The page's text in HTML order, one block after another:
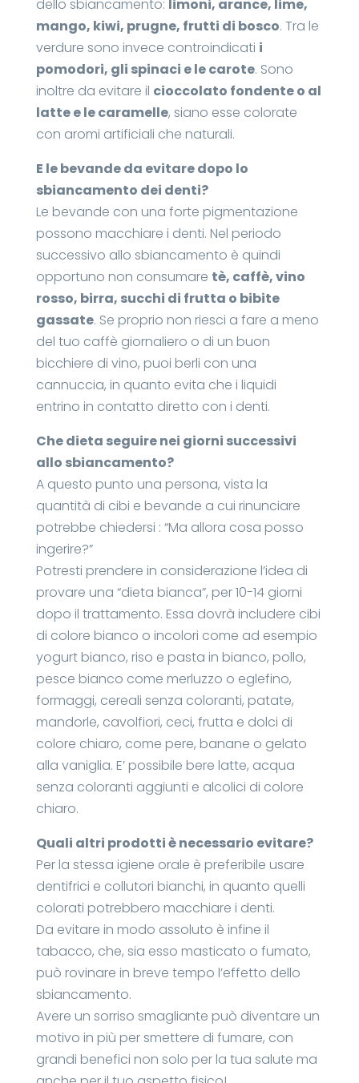
dello sbiancamento: limoni, arance, lime,
mango, kiwi, prugne, frutti di bosco. Tra le
verdure sono invece controindicati i
pomodori, gli spinaci e le carote. Sono
inoltre da evitare il cioccolato fondente o al
latte e le caramelle, siano esse colorate
con aromi artificiali che naturali.
E le bevande da evitare dopo lo
sbiancamento dei denti?
Le bevande con una forte pigmentazione
possono macchiare i denti. Nel periodo
successivo allo sbiancamento è quindi
opportuno non consumare tè, caffè, vino
rosso, birra, succhi di frutta o bibite
gassate. Se proprio non riesci a fare a meno
del tuo caffè giornaliero o di un buon
bicchiere di vino, puoi berli con una
cannuccia, in quanto evita che i liquidi
entrino in contatto diretto con i denti.
Che dieta seguire nei giorni successivi
allo sbiancamento?
A questo punto una persona, vista la
quantità di cibi e bevande a cui rinunciare
potrebbe chiedersi : “Ma allora cosa posso
ingerire?”
Potresti prendere in considerazione l’idea di
provare una “dieta bianca”, per 10-14 giorni
dopo il trattamento. Essa dovrà includere cibi
di colore bianco o incolori come ad esempio
yogurt bianco, riso e pasta in bianco, pollo,
pesce bianco come merluzzo o eglefino,
formaggi, cereali senza coloranti, patate,
mandorle, cavolfiori, ceci, frutta e dolci di
colore chiaro, come pere, banane o gelato
alla vaniglia. E’ possibile bere latte, acqua
senza coloranti aggiunti e alcolici di colore
chiaro.
Quali altri prodotti è necessario evitare?
Per la stessa igiene orale è preferibile usare
dentifrici e collutori bianchi, in quanto quelli
colorati potrebbero macchiare i denti.
Da evitare in modo assoluto è infine il
tabacco, che, sia esso masticato o fumato,
può rovinare in breve tempo l’effetto dello
sbiancamento.
Avere un sorriso smagliante può diventare un
motivo in più per smettere di fumare, con
grandi benefici non solo per la tua salute ma